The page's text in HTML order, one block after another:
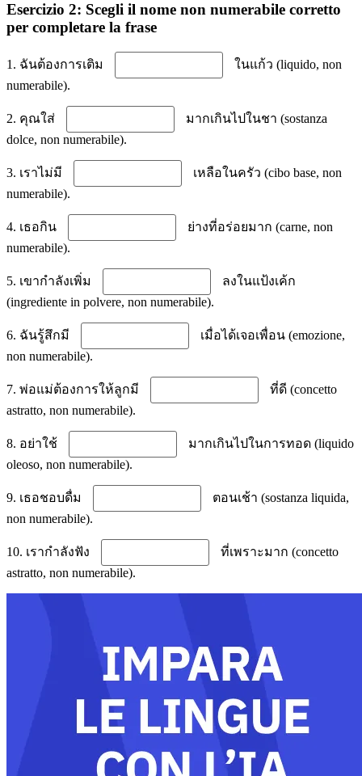
Esercizio 2: Scegli il nome non numerabile corretto
per completare la frase
1. ฉันต้องการเติม
ในแก้ว (liquido, non
numerabile).
2. คุณใส่
มากเกินไปในชา (sostanza
dolce, non numerabile).
3. เราไม่มี
เหลือในครัว (cibo base, non
numerabile).
4. เธอกิน
ย่างที่อร่อยมาก (carne, non
numerabile).
5. เขากำลังเพิ่ม
ลงในแป้งเค้ก
(ingrediente in polvere, non numerabile).
6. ฉันรู้สึกมี
เมื่อได้เจอเพื่อน (emozione,
non numerabile).
7. พ่อแม่ต้องการให้ลูกมี
ที่ดี (concetto
astratto, non numerabile).
8. อย่าใช้
มากเกินไปในการทอด (liquido
oleoso, non numerabile).
9. เธอชอบดื่ม
ตอนเช้า (sostanza liquida,
non numerabile).
10. เรากำลังฟัง
ที่เพราะมาก (concetto
astratto, non numerabile).